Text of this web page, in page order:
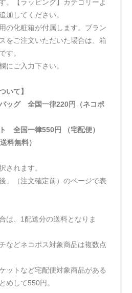
。【ラッピング】カテゴリーよ
加してください。
の化粧箱が付属します。ブラン
をご注文いただいた場合は、箱
す。
ご入力下さい。
いて】
ッグ 全国一律220円（ネコポ
全国一律550円 （宅配便）
料無料）
されます。
」（注文確定前）のページで表
は、1配送分の送料となりま
などネコポス対象商品は複数点
ットなど宅配便対象商品がある
めして550円。